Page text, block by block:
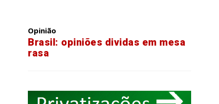
Opinião
Brasil: opiniões dividas em mesa
rasa